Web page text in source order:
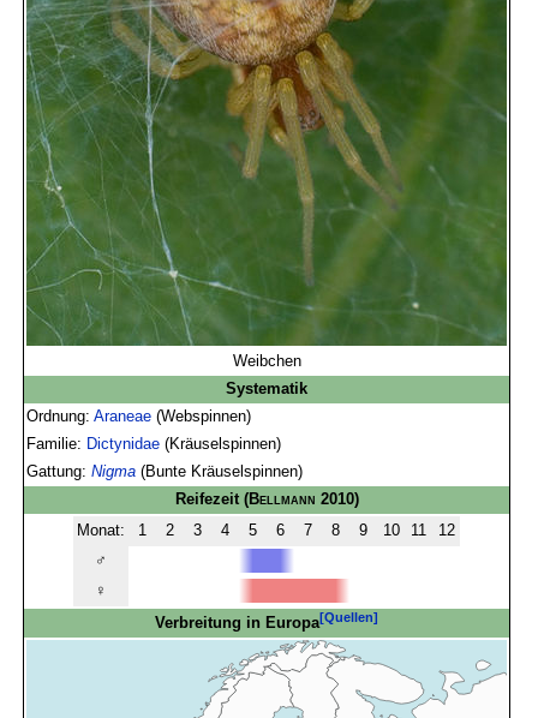
Weibchen
Systematik
Ordnung:Araneae (Webspinnen)
Familie: Dictynidae (Kräuselspinnen)
Gattung:Nigma (Bunte Kräuselspinnen)
Reifezeit (Bellmann 2010)
Monat:
1 2 3 4 5 6 7 8 9 10 11
12
♂
♀
Verbreitung in Europa[Quellen]